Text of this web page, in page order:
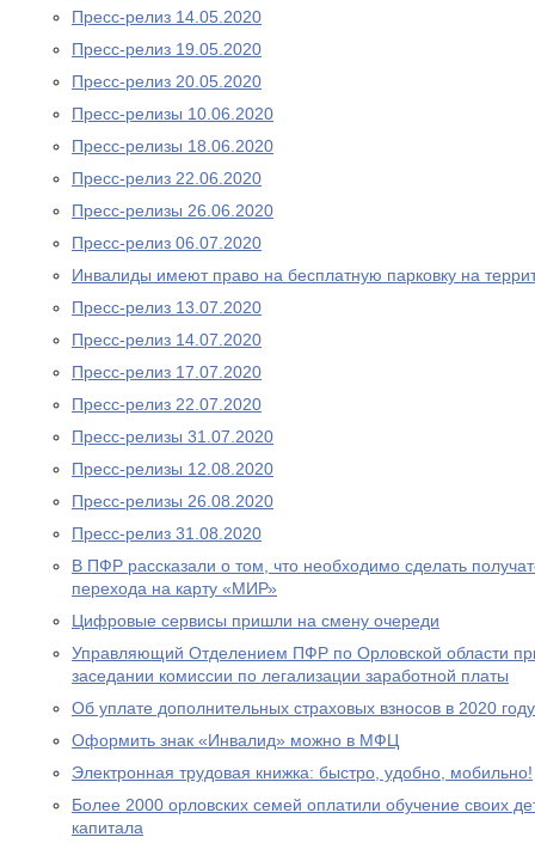
Пресс-релиз 14.05.2020
Пресс-релиз 19.05.2020
Пресс-релиз 20.05.2020
Пресс-релизы 10.06.2020
Пресс-релизы 18.06.2020
Пресс-релиз 22.06.2020
Пресс-релизы 26.06.2020
Пресс-релиз 06.07.2020
Инвалиды имеют право на бесплатную парковку на
Пресс-релиз 13.07.2020
Пресс-релиз 14.07.2020
Пресс-релиз 17.07.2020
Пресс-релиз 22.07.2020
Пресс-релизы 31.07.2020
Пресс-релизы 12.08.2020
Пресс-релизы 26.08.2020
Пресс-релиз 31.08.2020
В ПФР рассказали о том, что необходимо сделать
перехода на карту «МИР»
Цифровые сервисы пришли на смену очереди
Управляющий Отделением ПФР по Орловской области
заседании комиссии по легализации заработной платы
Об уплате дополнительных страховых взносов в 2020 году
Оформить знак «Инвалид» можно в МФЦ
Электронная трудовая книжка: быстро, удобно, мобильно!
Более 2000 орловских семей оплатили обучение своих
капитала